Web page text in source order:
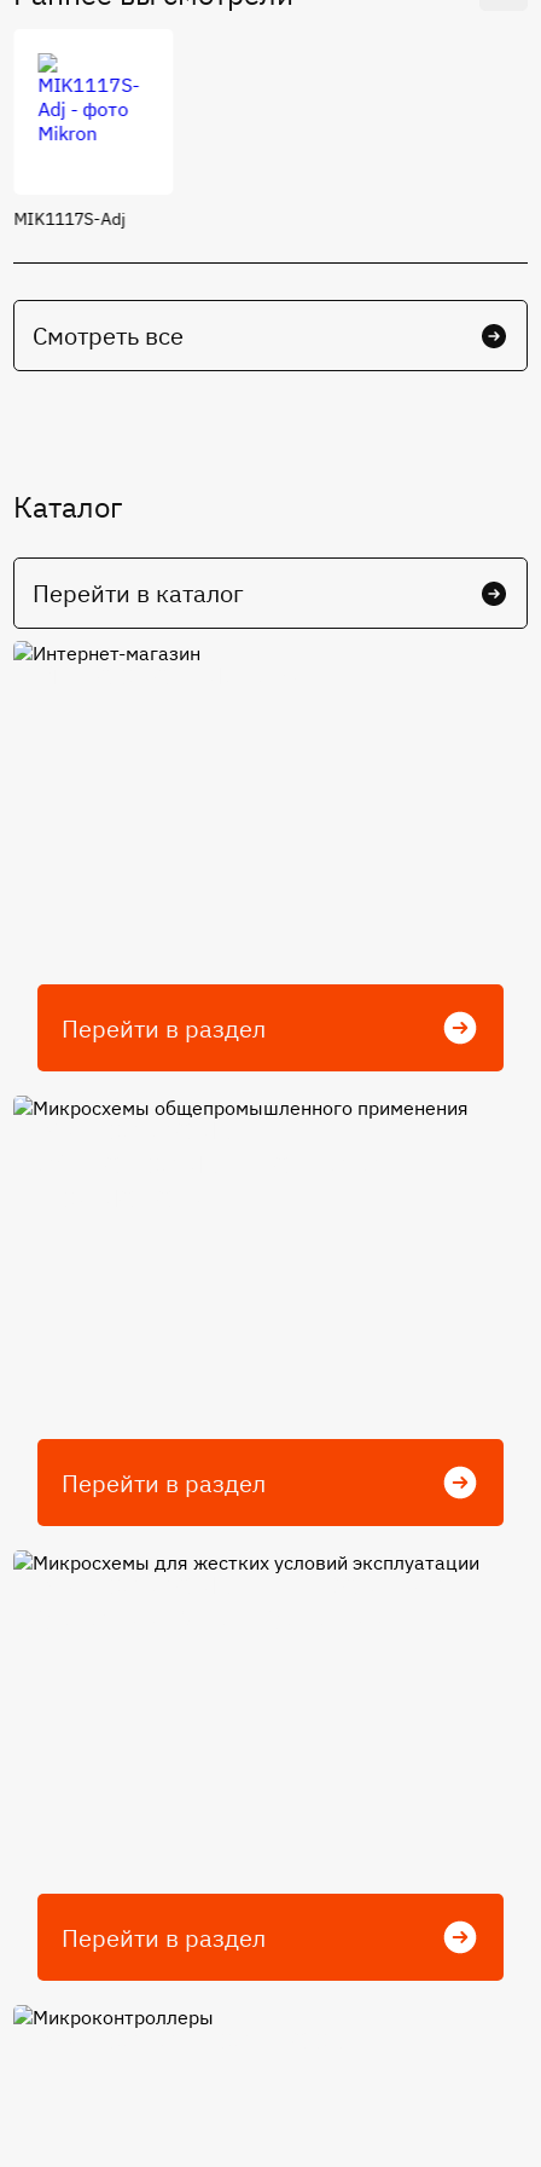
Частота единичного усиления:
MIK1117S-Adj
Смотреть все
Каталог
Перейти в каталог
Интернет-магазин
Перейти в раздел
Микросхемы
Перейти в раздел
Микросхемы для жестких
Перейти в раздел
Микроконтроллеры